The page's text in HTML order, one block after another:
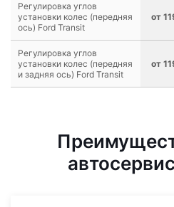
Регулировка углов
установки колес (передняя
ось) Ford Transit
от
Регулировка углов
установки колес (передняя
и задняя ось) Ford Transit
от